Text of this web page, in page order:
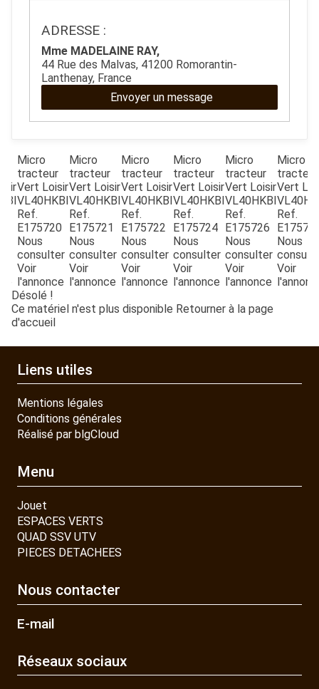
ESPACES VERTS
QUAD SSV UTV
PIECES DETACHEES
CONTACT
Envoyer un message
ADRESSE :
Mme MADELAINE RAY,
44 Rue des Malvas, 41200 Romorantin-
Lanthenay, France
Micro
tracteur
Vert Loisir
VL40HKBI
Ref.
E175720
Nous
consulter
Voir
l'annonce
Micro
tracteur
Vert Loisir
VL40HKBI
Ref.
E175721
Nous
consulter
Voir
l'annonce
Micro
tracteur
Vert Loisir
VL40HKBI
Ref.
E175722
Nous
consulter
Voir
l'annonce
Micro
tracteur
Vert Loisir
VL40HKBI
Ref.
E175724
Nous
consulter
Voir
l'annonce
Micro
tracteur
Vert Loisir
VL40HKBI
Ref.
E175726
Nous
consulter
Voir
l'annonce
Micro
tracteur
Vert
Ref.
Nous
Voir
Désolé !
Ce matériel n'est plus disponible Retourner à la page
d'accueil
Liens utiles
Mentions légales
Conditions générales
Réalisé par blgCloud
Menu
Jouet
ESPACES VERTS
QUAD SSV UTV
PIECES DETACHEES
Nous contacter
E-mail
Réseaux sociaux